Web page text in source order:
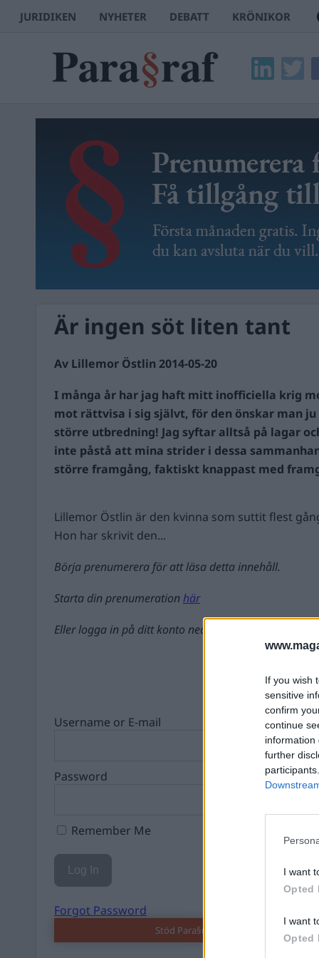
If you wish
sensitive
confirm
continue
information
further
I want
Opted
I want
Opted
JURIDIKEN NYHETER DEBATT KRÖNIKOR
Är ingen söt liten tant
Av Lillemor Östlin 2014-05-20
I många år har jag haft mitt inofficiella krig
mot rättvisa i sig självt, för den önskar man
större utbredning! Jag syftar alltså på lagar
inte påstå att mina strider i dessa
större framgång, faktiskt knappast med
Lillemor Östlin är den kvinna som suttit flest
Hon har skrivit den...
Börja prenumerera för att läsa detta innehåll.
Starta din prenumerationhär
Eller logga in på ditt konto nedan:
Username or E-mail
Password
Remember Me
Forgot Password
Stöd Para§rafs bevakning av